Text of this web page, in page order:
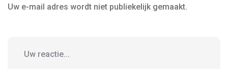
Uw e-mail adres wordt niet publiekelijk gemaakt.